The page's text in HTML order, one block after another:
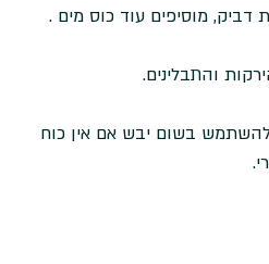
דביק, מוסיפים עוד כוס מים .
והתבלינים.
בשום יבש אם אין כוח